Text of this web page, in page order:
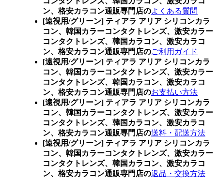
ン、格安カラコン通販専門店のよくある質問
[遠視用/グリーン] ティアラ アリア シリコンカラ
コン、 韓国カラーコンタクトレンズ、激安カラー
コンタクトレンズ、韓国カラコン、激安カラコ
ン、格安カラコン通販専門店のご利用ガイド
[遠視用/グリーン] ティアラ アリア シリコンカラ
コン、 韓国カラーコンタクトレンズ、激安カラー
コンタクトレンズ、韓国カラコン、激安カラコ
ン、格安カラコン通販専門店のお支払い方法
[遠視用/グリーン] ティアラ アリア シリコンカラ
コン、 韓国カラーコンタクトレンズ、激安カラー
コンタクトレンズ、韓国カラコン、激安カラコ
ン、格安カラコン通販専門店の送料・配送方法
[遠視用/グリーン] ティアラ アリア シリコンカラ
コン、 韓国カラーコンタクトレンズ、激安カラー
コンタクトレンズ、韓国カラコン、激安カラコ
ン、格安カラコン通販専門店の返品・交換方法